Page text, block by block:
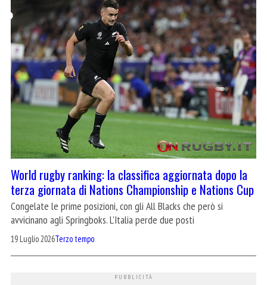
World rugby ranking: la classifica aggiornata dopo la
terza giornata di Nations Championship e Nations Cup
Congelate le prime posizioni, con gli All Blacks che però si
avvicinano agli Springboks. L'Italia perde due posti
19 Luglio 2026Terzo tempo